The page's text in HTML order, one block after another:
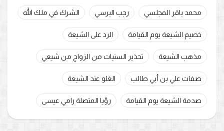
محمد باقر المجلسي رجب البرسي الشرك في ملك الله
خصيم الشيعة يوم القيامة الرد على الشيعة
مذهب الشيعة تحذير السنيات من الزواج من شيعي
صفات علي بن أبي طالب الغلو عند الشيعة
صدمة الشيعة يوم القيامة رؤيا المتصلة رامي عيسى